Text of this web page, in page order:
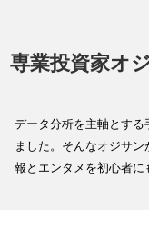
専業投資家オ
データ分析を主軸とする
ました。そんなオジサ
報とエンタメを初心者に